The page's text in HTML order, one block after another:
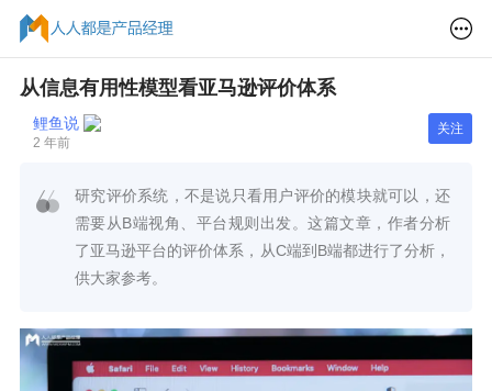
从信息有用性模型看亚马逊评价体系
鲤鱼说
2 年前
关注
研究评价系统，不是说只看用户评价的模块就可以，还
需要从B端视角、平台规则出发。这篇文章，作者分析
了亚马逊平台的评价体系，从C端到B端都进行了分析，
供大家参考。